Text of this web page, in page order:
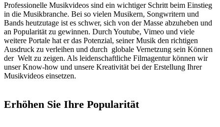
Professionelle Musikvideos sind ein wichtiger Schritt beim Einstieg
in die Musikbranche. Bei so vielen Musikern, Songwritern und
Bands heutzutage ist es schwer, sich von der Masse abzuheben und
an Popularität zu gewinnen. Durch Youtube, Vimeo und viele
weitere Portale hat er das Potenzial, seiner Musik den richtigen
Ausdruck zu verleihen und durch globale Vernetzung sein Können
der Welt zu zeigen. Als leidenschaftliche Filmagentur können wir
unser Know-how und unsere Kreativität bei der Erstellung Ihrer
Musikvideos einsetzen.
Erhöhen Sie Ihre Popularität